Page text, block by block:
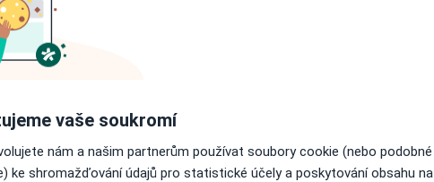
nejsou k dispozici
informace o svých službách.
vaše soukromí
nám a našim partnerům používat soubory cookie (nebo podobné
ke shromažďování údajů pro statistické účely a poskytování obsahu na